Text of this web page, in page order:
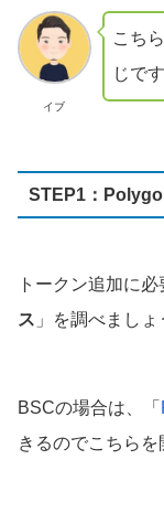
イブ
こち
じです
STEP1：
トークン追加に
ス 」を調べましょ
BSCの場合は、「
きるのでこちらを